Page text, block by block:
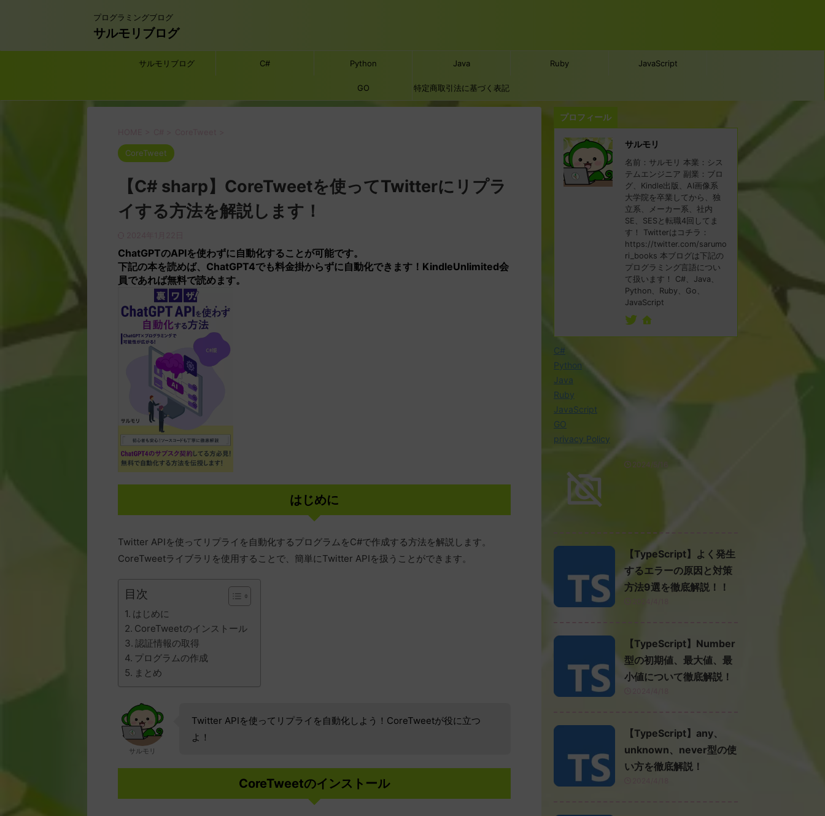
プログラミングブログ
サルモリブログ
サルモリブログ C# Python Java Ruby JavaScript
GO 特定商取引法に基づく表記
CoreTweet
【C# sharp】CoreTweetを使ってTwitterにリプラ
イする方法を解説します！
ChatGPTのAPIを使わずに自動化することが可能です。
下記の本を読めば、ChatGPT4でも料金掛からずに自動化できます！KindleUnlimited会
員であれば無料で読めます。
はじめに
Twitter APIを使ってリプライを自動化するプログラムをC#で作成する方法を解説します。
CoreTweetライブラリを使用することで、簡単にTwitter APIを扱うことができます。
目次
はじめに
CoreTweetのインストール
認証情報の取得
プログラムの作成
まとめ
サルモリ
Twitter APIを使ってリプライを自動化しよう！CoreTweetが役に立つ
よ！
CoreTweetのインストール
プロフィール
サルモリ
名前：サルモリ 本業：シス
テムエンジニア 副業：ブロ
グ、Kindle出版、AI画像系
大学院を卒業してから、独
立系、メーカー系、社内
SE、SESと転職4回してま
す！ Twitterはコチラ：
https://twitter.com/sarumo
ri_books 本ブログは下記の
プログラミング言語につい
て扱います！ C#、Java、
Python、Ruby、Go、
JavaScript
C#
Python
Java
Ruby
JavaScript
GO
privacy Policy
2024/5/16
【TypeScript】よく発生
するエラーの原因と対策
方法9選を徹底解説！！
【TypeScript】Number
型の初期値、最大値、最
小値について徹底解説！
【TypeScript】any、
unknown、never型の使
い方を徹底解説！